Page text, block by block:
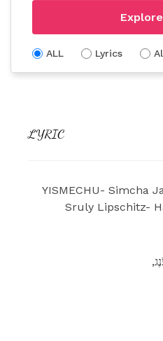
ALL Lyrics
LYRIC
YISMECHU- Simcha
Sruly Lipschitz-